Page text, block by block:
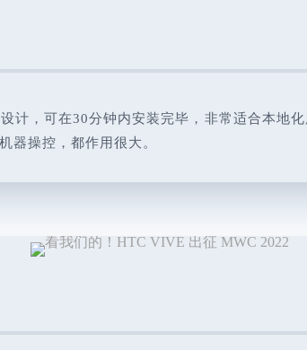
计，可在30分钟内安装完毕，非常适合本地
器操控，都作用很大。